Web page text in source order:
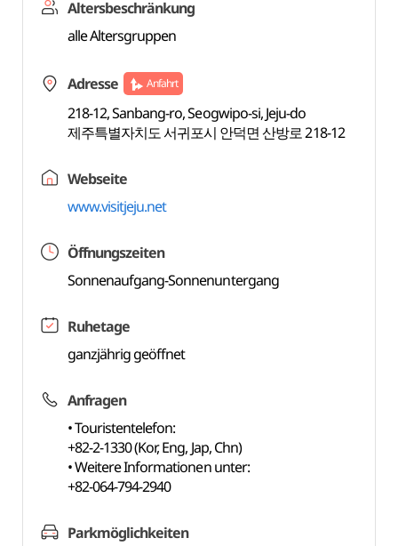
Altersbeschränkung
alle Altersgruppen
Adresse Anfahrt
218-12, Sanbang-ro, Seogwipo-si, Jeju-do
제주특별자치도 서귀포시 안덕면 산방로 218-12
Webseite
www.visitjeju.net
Öffnungszeiten
Sonnenaufgang-Sonnenuntergang
Ruhetage
ganzjährig geöffnet
Anfragen
• Touristentelefon:
+82-2-1330 (Kor, Eng, Jap, Chn)
• Weitere Informationen unter:
+82-064-794-2940
Parkmöglichkeiten